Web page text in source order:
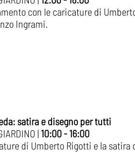
con le caricature di
Ingrami.
satira e disegno per tutti
| 10:00 - 16:00
di Umberto Rigotti e la satira